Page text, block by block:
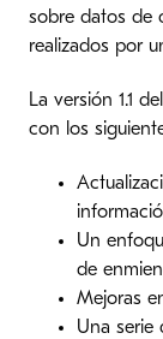
sobre datos de
realizados por
La versión 1.1
con los
Un
de
Mejoras
Una serie